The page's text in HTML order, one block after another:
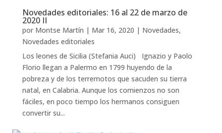
Novedades editoriales: 16 al 22 de marzo de
2020 II
por Montse Martín | Mar 16, 2020 | Novedades,
Novedades editoriales
Los leones de Sicilia (Stefania Auci) Ignazio y Paolo
Florio llegan a Palermo en 1799 huyendo de la
pobreza y de los terremotos que sacuden su tierra
natal, en Calabria. Aunque los comienzos no son
fáciles, en poco tiempo los hermanos consiguen
convertir su...